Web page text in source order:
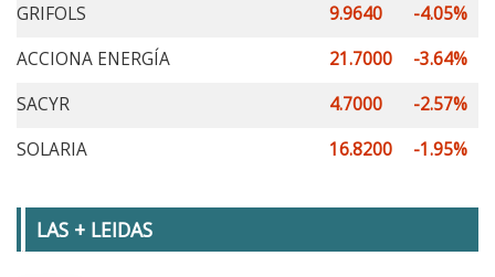
GRIFOLS
9.9640
-4.05%
ACCIONA ENERGÍA
21.7000
-3.64%
SACYR
4.7000
-2.57%
SOLARIA
16.8200 -1.95%
LAS + LEIDAS